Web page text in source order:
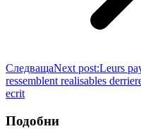
СледващаNext post:Leurs
ressemblent realisables
ecrit
Подобни